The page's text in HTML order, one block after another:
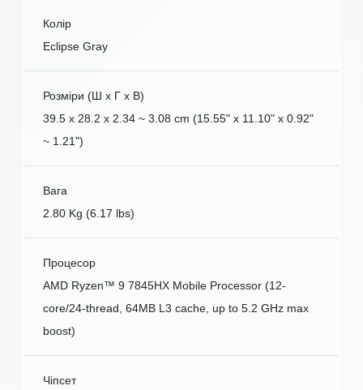
Колір
Eclipse Gray
Розміри (Ш x Г x В)
39.5 x 28.2 x 2.34 ~ 3.08 cm (15.55" x 11.10" x 0.92"
~ 1.21")
Вага
2.80 Kg (6.17 lbs)
Процесор
AMD Ryzen™ 9 7845HX Mobile Processor (12-
core/24-thread, 64MB L3 cache, up to 5.2 GHz max
boost)
Чіпсет